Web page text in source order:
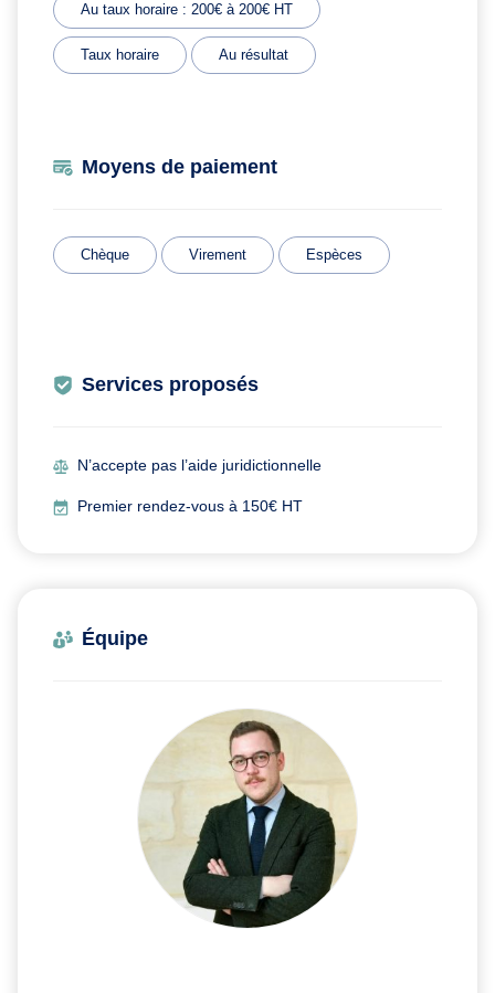
Au taux horaire : 200€ à 200€ HT
Taux horaire Au résultat
Moyens de paiement
Chèque Virement Espèces
Services proposés
N’accepte pas l’aide juridictionnelle
Premier rendez-vous à 150€ HT
Équipe